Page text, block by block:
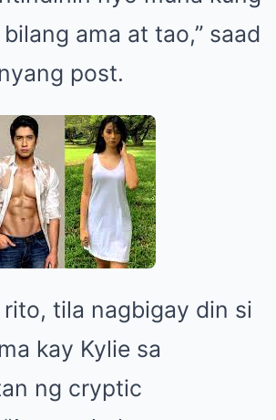
ama at tao,” saad
post.
rito, tila nagbigay din si
kay Kylie sa
ng cryptic